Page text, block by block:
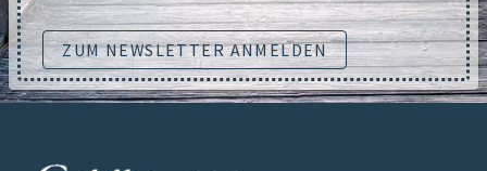
ZUM NEWSLETTER ANMELDEN